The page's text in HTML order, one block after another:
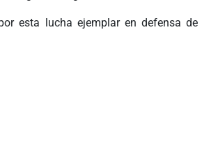
esta lucha ejemplar en defensa